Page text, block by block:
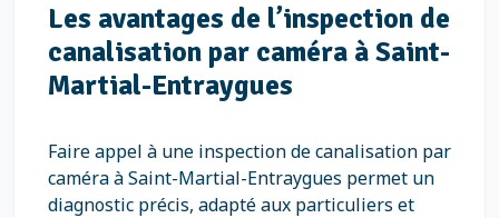
Les avantages de l’inspection de
canalisation par caméra à Saint-
Martial-Entraygues
Faire appel à une inspection de canalisation par
caméra à Saint-Martial-Entraygues permet un
diagnostic précis, adapté aux particuliers et